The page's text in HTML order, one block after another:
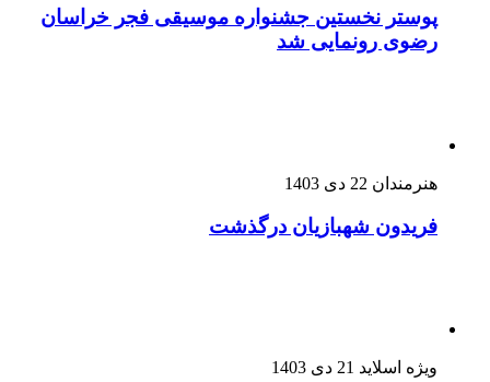
پوستر نخستین جشنواره موسیقی فجر خراسان
رضوی رونمایی شد
هنرمندان 22 دی 1403
فریدون شهبازیان درگذشت
ویژه اسلاید 21 دی 1403